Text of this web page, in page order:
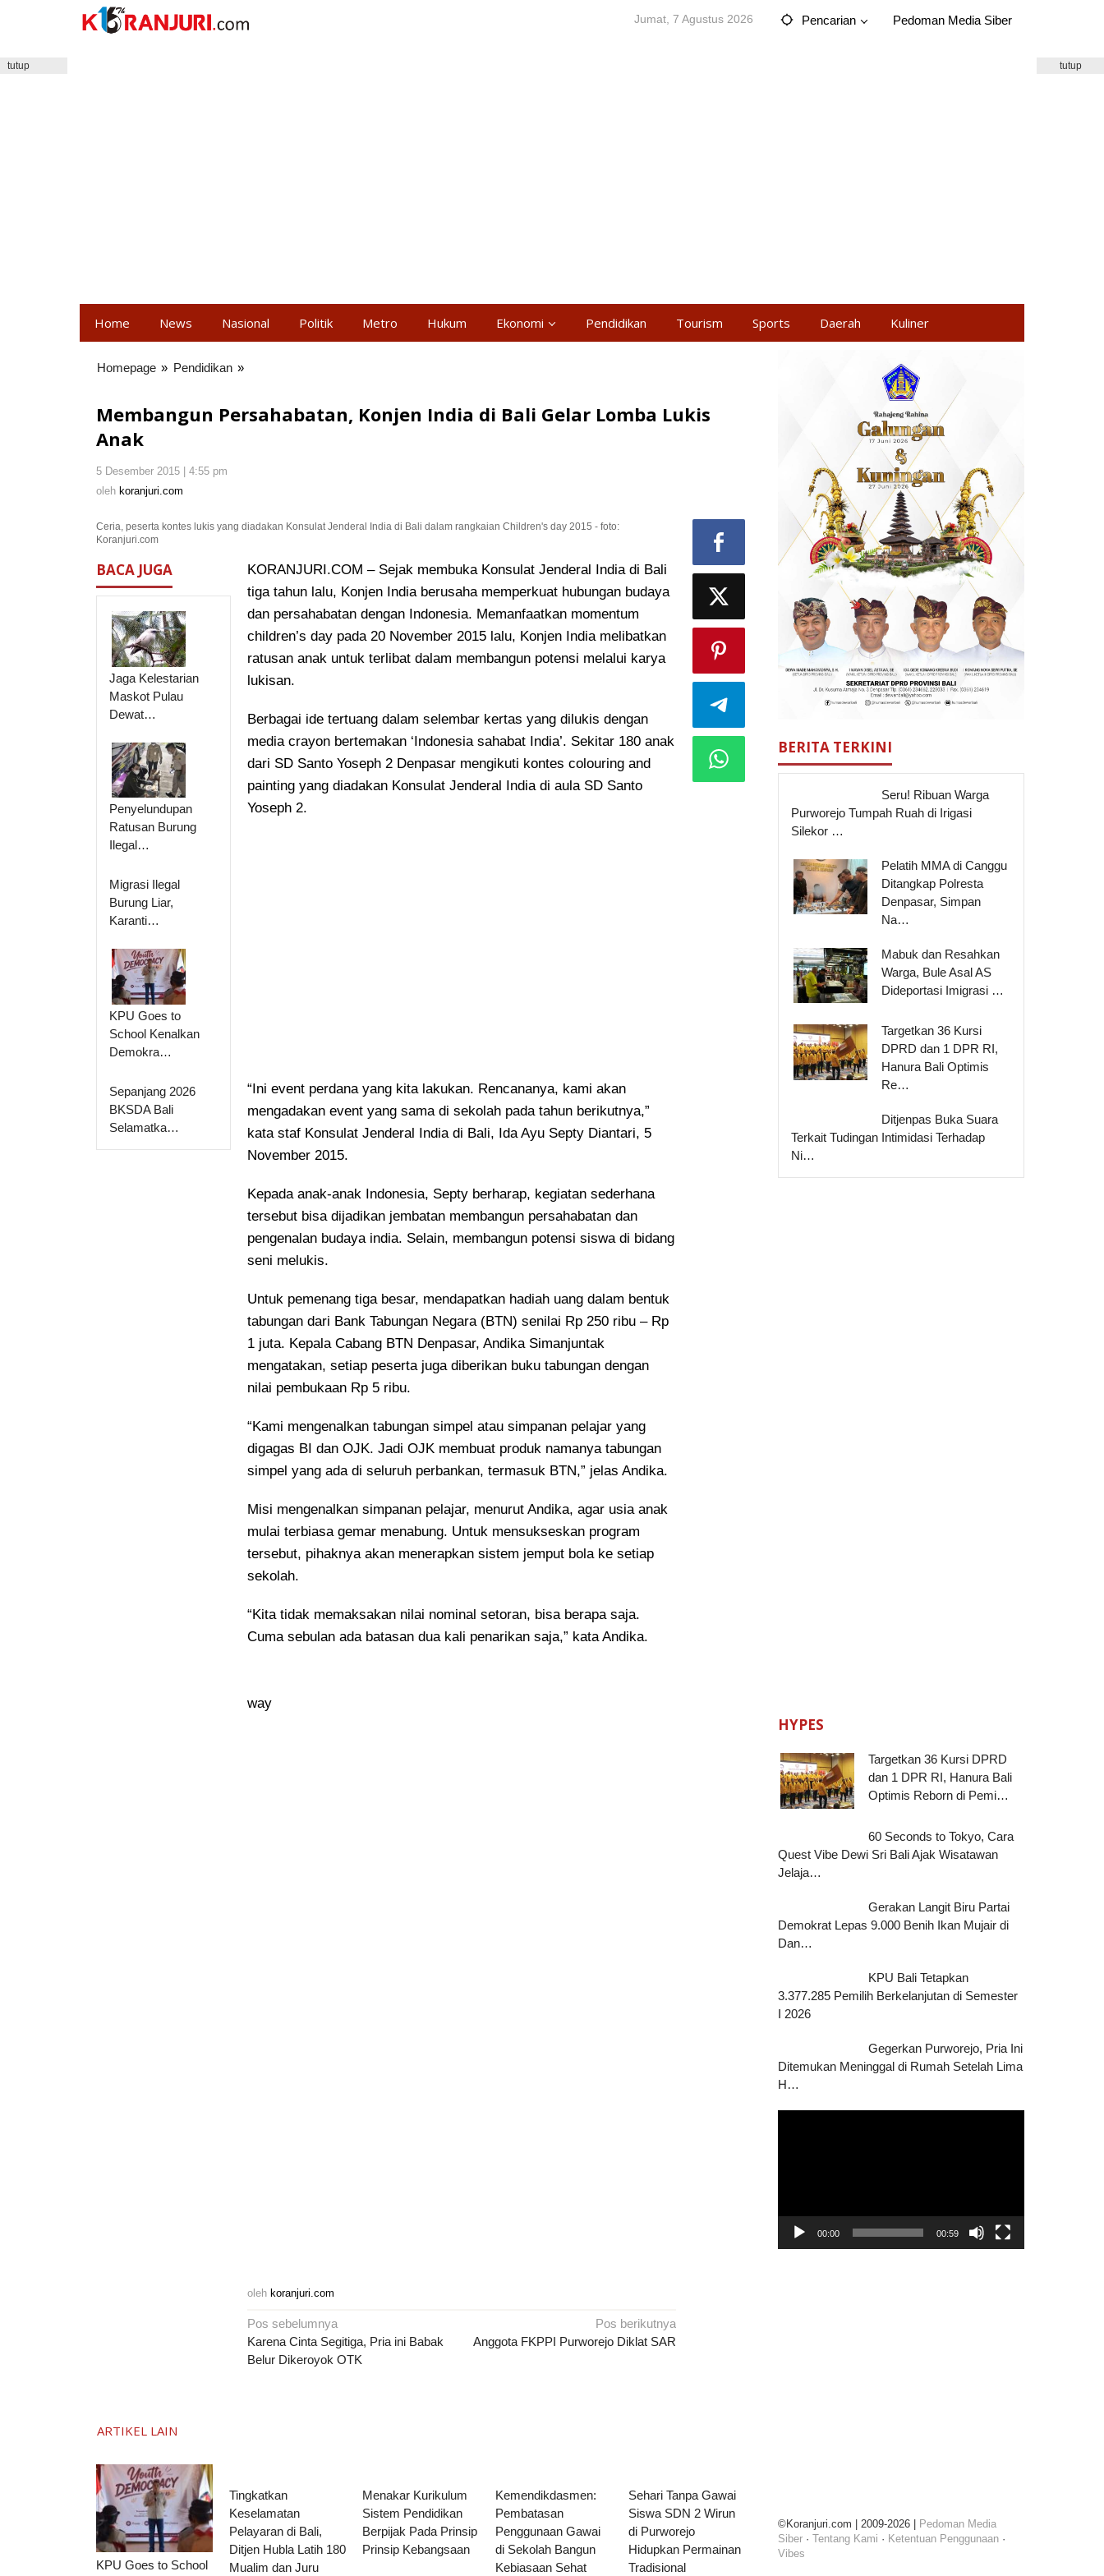
Jumat, 7 Agustus 2026 Pencarian Pedoman Media Siber
Home News Nasional Politik Metro Hukum Ekonomi Pendidikan Tourism Sports Daerah Kuliner
tutup tutup
Homepage » Pendidikan »
India
Anak
Membangun Persahabatan, Konjen India di Bali Gelar Lomba Lukis
Anak
5 Desember 2015 | 4:55 pm
oleh koranjuri.com
Ceria, peserta kontes lukis yang diadakan Konsulat Jenderal India di Bali dalam rangkaian Children's day 2015 - foto:
Koranjuri.com
BACA JUGA
Jaga Kelestarian
Maskot Pulau
Dewat…
Penyelundupan
Ratusan Burung
Ilegal…
Migrasi Ilegal
Burung Liar,
Karanti…
KPU Goes to
School Kenalkan
Demokra…
Sepanjang 2026
BKSDA Bali
Selamatka…
KORANJURI.COM – Sejak membuka Konsulat Jenderal India di Bali
tiga tahun lalu, Konjen India berusaha memperkuat hubungan budaya
dan persahabatan dengan Indonesia. Memanfaatkan momentum
children’s day pada 20 November 2015 lalu, Konjen India melibatkan
ratusan anak untuk terlibat dalam membangun potensi melalui karya
lukisan.
Berbagai ide tertuang dalam selembar kertas yang dilukis dengan
media crayon bertemakan ‘Indonesia sahabat India’. Sekitar 180 anak
dari SD Santo Yoseph 2 Denpasar mengikuti kontes colouring and
painting yang diadakan Konsulat Jenderal India di aula SD Santo
Yoseph 2.
“Ini event perdana yang kita lakukan. Rencananya, kami akan
mengadakan event yang sama di sekolah pada tahun berikutnya,”
kata staf Konsulat Jenderal India di Bali, Ida Ayu Septy Diantari, 5
November 2015.
Kepada anak-anak Indonesia, Septy berharap, kegiatan sederhana
tersebut bisa dijadikan jembatan membangun persahabatan dan
pengenalan budaya india. Selain, membangun potensi siswa di bidang
seni melukis.
Untuk pemenang tiga besar, mendapatkan hadiah uang dalam bentuk
tabungan dari Bank Tabungan Negara (BTN) senilai Rp 250 ribu – Rp
1 juta. Kepala Cabang BTN Denpasar, Andika Simanjuntak
mengatakan, setiap peserta juga diberikan buku tabungan dengan
nilai pembukaan Rp 5 ribu.
“Kami mengenalkan tabungan simpel atau simpanan pelajar yang
digagas BI dan OJK. Jadi OJK membuat produk namanya tabungan
simpel yang ada di seluruh perbankan, termasuk BTN,” jelas Andika.
Misi mengenalkan simpanan pelajar, menurut Andika, agar usia anak
mulai terbiasa gemar menabung. Untuk mensukseskan program
tersebut, pihaknya akan menerapkan sistem jemput bola ke setiap
sekolah.
“Kita tidak memaksakan nilai nominal setoran, bisa berapa saja.
Cuma sebulan ada batasan dua kali penarikan saja,” kata Andika.
way
oleh koranjuri.com
Navigasi
pos
Pos sebelumnya
Karena Cinta Segitiga, Pria ini Babak
Belur Dikeroyok OTK
Pos berikutnya
Anggota FKPPI Purworejo Diklat SAR
ARTIKEL LAIN
KPU Goes to School
Tingkatkan
Keselamatan
Pelayaran di Bali,
Ditjen Hubla Latih 180
Mualim dan Juru
Menakar Kurikulum
Sistem Pendidikan
Berpijak Pada Prinsip
Prinsip Kebangsaan
Kemendikdasmen:
Pembatasan
Penggunaan Gawai
di Sekolah Bangun
Kebiasaan Sehat
Sehari Tanpa Gawai
Siswa SDN 2 Wirun
di Purworejo
Hidupkan Permainan
Tradisional
BERITA TERKINI
Seru! Ribuan Warga
Purworejo Tumpah Ruah di Irigasi
Silekor …
Pelatih MMA di Canggu
Ditangkap Polresta
Denpasar, Simpan
Na…
Mabuk dan Resahkan
Warga, Bule Asal AS
Dideportasi Imigrasi …
Targetkan 36 Kursi
DPRD dan 1 DPR RI,
Hanura Bali Optimis
Re…
Ditjenpas Buka Suara
Terkait Tudingan Intimidasi Terhadap
Ni…
HYPES
Targetkan 36 Kursi DPRD
dan 1 DPR RI, Hanura Bali
Optimis Reborn di Pemi…
60 Seconds to Tokyo, Cara
Quest Vibe Dewi Sri Bali Ajak Wisatawan
Jelaja…
Gerakan Langit Biru Partai
Demokrat Lepas 9.000 Benih Ikan Mujair di
Dan…
KPU Bali Tetapkan
3.377.285 Pemilih Berkelanjutan di Semester
I 2026
Gegerkan Purworejo, Pria Ini
Ditemukan Meninggal di Rumah Setelah Lima
H…
00:00 00:59
©Koranjuri.com | 2009-2026 | Pedoman Media
Siber ·Tentang Kami · Ketentuan Penggunaan ·
Vibes